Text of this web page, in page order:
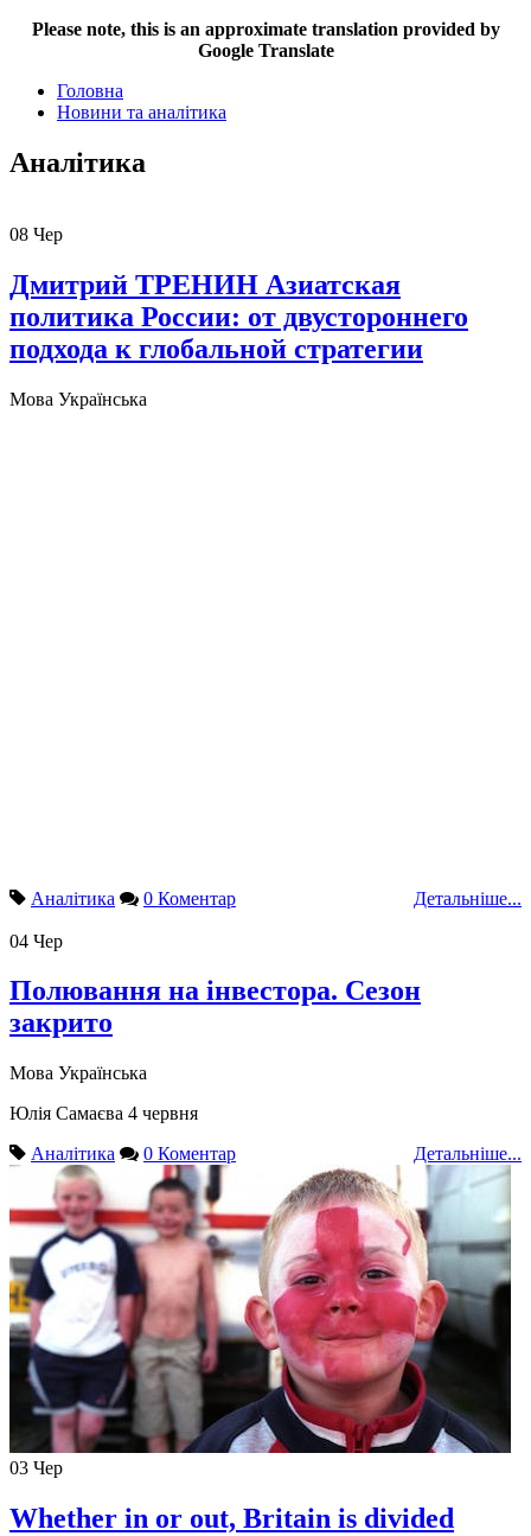
Please note, this is an approximate translation provided by
Google Translate
Головна
Новини та аналітика
Аналітика
08 Чер
Дмитрий ТРЕНИН Азиатская
политика России: от двустороннего
подхода к глобальной стратегии
Мова Українська
Аналітика 0 Коментар Детальніше...
04 Чер
Полювання на інвестора. Сезон
закрито
Мова Українська
Юлiя Самаєва 4 червня
Аналітика
0 Коментар Детальніше...
03 Чер
Whether in or out, Britain is divided